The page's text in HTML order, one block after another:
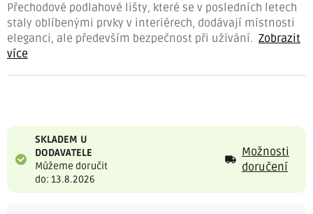
SKLADEM U
DODAVATELE
Můžeme doručit
do: 13.8.2026
Možnosti
doručení
Přechodové podlahové lišty, které se v posledních letech
staly oblíbenými prvky v interiérech, dodávají místnosti
eleganci, ale především bezpečnost při užívání. Zobrazit
více